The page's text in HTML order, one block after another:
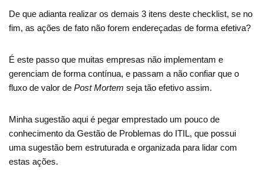
De que adianta realizar os demais 3 itens deste checklist, se no
fim, as ações de fato não forem endereçadas de forma efetiva?
É este passo que muitas empresas não implementam e
gerenciam de forma contínua, e passam a não confiar que o
fluxo de valor de Post Mortem seja tão efetivo assim.
Minha sugestão aqui é pegar emprestado um pouco de
conhecimento da Gestão de Problemas do ITIL, que possui
uma sugestão bem estruturada e organizada para lidar com
estas ações.